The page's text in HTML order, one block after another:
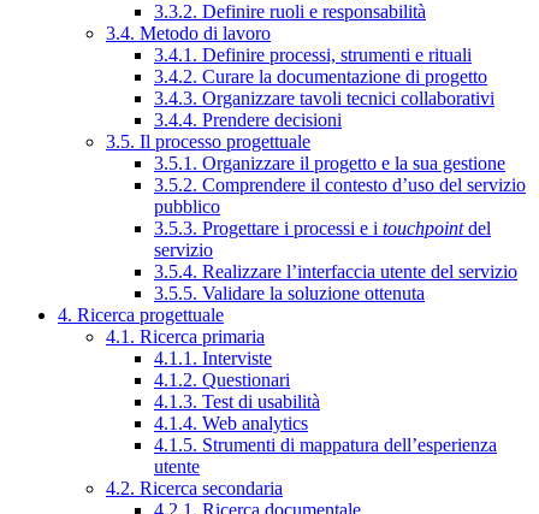
3.3.2. Definire ruoli e responsabilità
3.4. Metodo di lavoro
3.4.1. Definire processi, strumenti e rituali
3.4.2. Curare la documentazione di progetto
3.4.3. Organizzare tavoli tecnici collaborativi
3.4.4. Prendere decisioni
3.5. Il processo progettuale
3.5.1. Organizzare il progetto e la sua gestione
3.5.2. Comprendere il contesto d’uso del servizio
pubblico
3.5.3. Progettare i processi e i touchpointdel
servizio
3.5.4. Realizzare l’interfaccia utente del servizio
3.5.5. Validare la soluzione ottenuta
4. Ricerca progettuale
4.1. Ricerca primaria
4.1.1. Interviste
4.1.2. Questionari
4.1.3. Test di usabilità
4.1.4. Web analytics
4.1.5. Strumenti di mappatura dell’esperienza
utente
4.2. Ricerca secondaria
4.2.1. Ricerca documentale